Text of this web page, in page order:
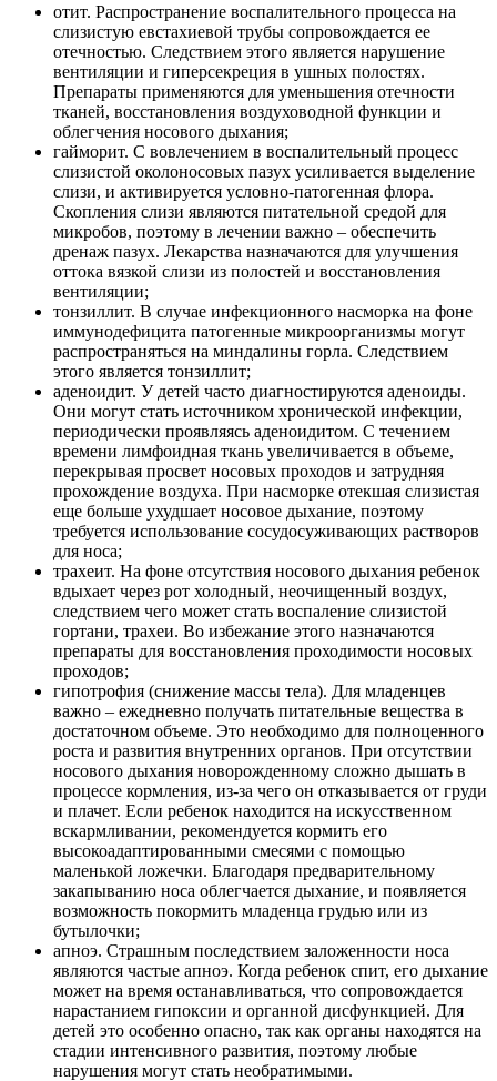
отит. Распространение воспалительного процесса на
слизистую евстахиевой трубы сопровождается ее
отечностью. Следствием этого является нарушение
вентиляции и гиперсекреция в ушных полостях.
Препараты применяются для уменьшения отечности
тканей, восстановления воздуховодной функции и
облегчения носового дыхания;
гайморит. С вовлечением в воспалительный процесс
слизистой околоносовых пазух усиливается выделение
слизи, и активируется условно-патогенная флора.
Скопления слизи являются питательной средой для
микробов, поэтому в лечении важно – обеспечить
дренаж пазух. Лекарства назначаются для улучшения
оттока вязкой слизи из полостей и восстановления
вентиляции;
тонзиллит. В случае инфекционного насморка на фоне
иммунодефицита патогенные микроорганизмы могут
распространяться на миндалины горла. Следствием
этого является тонзиллит;
аденоидит. У детей часто диагностируются аденоиды.
Они могут стать источником хронической инфекции,
периодически проявляясь аденоидитом. С течением
времени лимфоидная ткань увеличивается в объеме,
перекрывая просвет носовых проходов и затрудняя
прохождение воздуха. При насморке отекшая слизистая
еще больше ухудшает носовое дыхание, поэтому
требуется использование сосудосуживающих растворов
для носа;
трахеит. На фоне отсутствия носового дыхания ребенок
вдыхает через рот холодный, неочищенный воздух,
следствием чего может стать воспаление слизистой
гортани, трахеи. Во избежание этого назначаются
препараты для восстановления проходимости носовых
проходов;
гипотрофия (снижение массы тела). Для младенцев
важно – ежедневно получать питательные вещества в
достаточном объеме. Это необходимо для полноценного
роста и развития внутренних органов. При отсутствии
носового дыхания новорожденному сложно дышать в
процессе кормления, из-за чего он отказывается от груди
и плачет. Если ребенок находится на искусственном
вскармливании, рекомендуется кормить его
высокоадаптированными смесями с помощью
маленькой ложечки. Благодаря предварительному
закапыванию носа облегчается дыхание, и появляется
возможность покормить младенца грудью или из
бутылочки;
апноэ. Страшным последствием заложенности носа
являются частые апноэ. Когда ребенок спит, его дыхание
может на время останавливаться, что сопровождается
нарастанием гипоксии и органной дисфункцией. Для
детей это особенно опасно, так как органы находятся на
стадии интенсивного развития, поэтому любые
нарушения могут стать необратимыми.